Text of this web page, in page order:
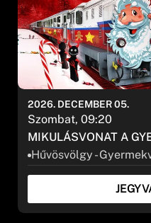
MIKULÁSVONAT A
Hűvösvölgy -
2026. DECEMBER 05.
Szombat, 09:20